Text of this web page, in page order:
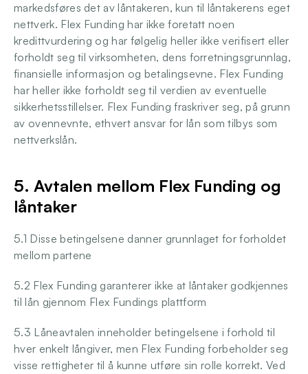
markedsføres det av låntakeren, kun til låntakerens eget
nettverk. Flex Funding har ikke foretatt noen
kredittvurdering og har følgelig heller ikke verifisert eller
forholdt seg til virksomheten, dens forretningsgrunnlag,
finansielle informasjon og betalingsevne. Flex Funding
har heller ikke forholdt seg til verdien av eventuelle
sikkerhetsstillelser. Flex Funding fraskriver seg, på grunn
av ovennevnte, ethvert ansvar for lån som tilbys som
nettverkslån.
5. Avtalen mellom Flex Funding og
låntaker
5.1 Disse betingelsene danner grunnlaget for forholdet
mellom partene
5.2 Flex Funding garanterer ikke at låntaker godkjennes
til lån gjennom Flex Fundings plattform
5.3 Låneavtalen inneholder betingelsene i forhold til
hver enkelt långiver, men Flex Funding forbeholder seg
visse rettigheter til å kunne utføre sin rolle korrekt. Ved